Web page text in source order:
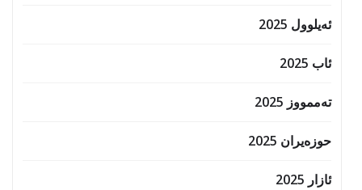
ئەیلوول 2025
ئاب 2025
تەممووز 2025
حوزه‌یران 2025
ئازار 2025